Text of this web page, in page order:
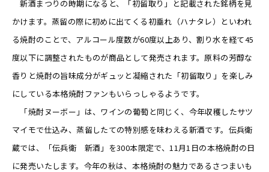
新酒まつりの時期になると、「初留取り」と記載された銘柄を見
かけます。蒸留の際に初めに出てくる初垂れ（ハナタレ）といわれ
る焼酎のことで、アルコール度数が60度以上あり、割り水を経て45
度以下に調整されたものが商品として発売されます。原料の芳醇な
香りと焼酎の旨味成分がギュッと凝縮された「初留取り」を楽しみ
にしている本格焼酎ファンもいらっしゃるようです。
「焼酎ヌーボー」は、ワインの葡萄と同じく、今年収穫したサツ
マイモで仕込み、蒸留したての特別感を味わえる新酒です。伝兵衛
蔵では、「伝兵衛 新酒」を300本限定で、11月1日の本格焼酎の日
に発売いたします。今年の秋は、本格焼酎の魅力であるさつまいも